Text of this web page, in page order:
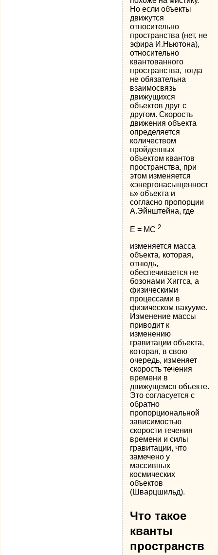
Но если объекты
движутся
относительно
пространства (нет, не
эфира И.Ньютона),
относительно
квантованного
пространства, тогда
не обязательна
взаимосвязь
движущихся
объектов друг с
другом. Скорость
движения объекта
определяется
количеством
пройденных
объектом квантов
пространства, при
этом изменяется
«энергонасыщенност
ь» объекта и
согласно пропорции
А.Эйнштейна, где
E = MC 2
изменяется масса
объекта, которая,
отнюдь,
обеспечивается не
бозонами Хиггса, а
физическими
процессами в
физическом вакууме.
Изменение массы
приводит к
изменению
гравитации объекта,
которая, в свою
очередь, изменяет
скорость течения
времени в
движущемся объекте.
Это согласуется с
обратно
пропорциональной
зависимостью
скорости течения
времени и силы
гравитации, что
замечено у
массивных
космических
объектов
(Шварцшильд).
Что такое
кванты
пространств